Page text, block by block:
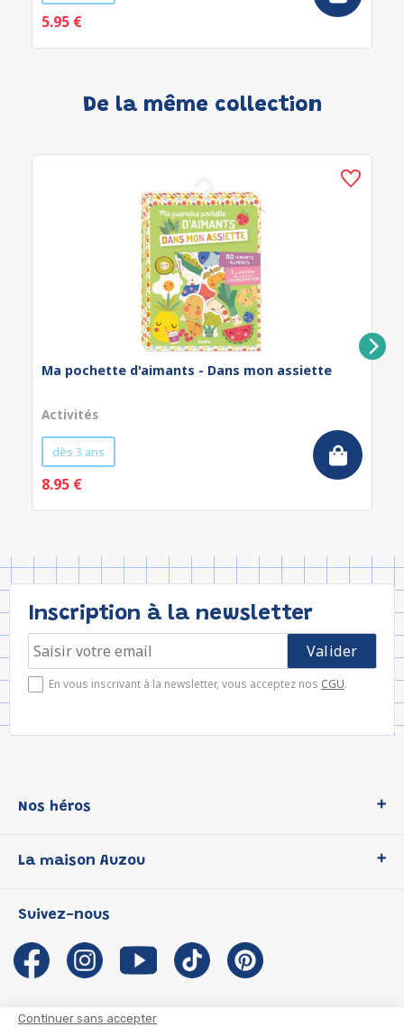
Continuer sans accepter
5.95 €
De la même collection
Ma pochette d'aimants - Dans mon assiette
Activités
dès 3 ans
8.95 €
Inscription à la newsletter
En vous inscrivant à la newsletter, vous acceptez nos CGU.
Nos héros
P'tit Loup
Les Influenceuses
Migali
Petite Taupe
La maison Auzou
Notre histoire
Auzou s'engage
Auteurs et illustrateurs Auzou
Suivez-nous